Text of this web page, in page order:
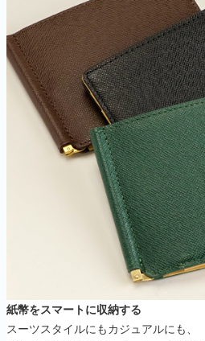
紙幣をスマートに収納する
スーツスタイルにもカジュアルにも、